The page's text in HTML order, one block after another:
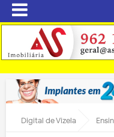
Digital de Vizela